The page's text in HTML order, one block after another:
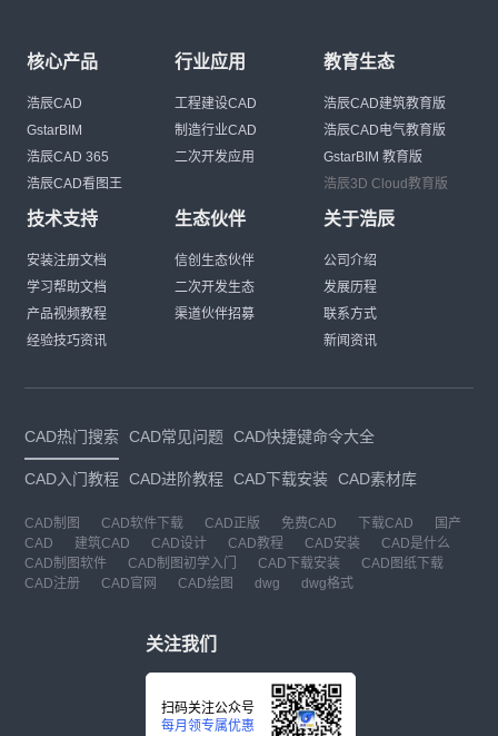
核心产品
浩辰CAD
GstarBIM
浩辰CAD 365
浩辰CAD看图王
行业应用
工程建设CAD
制造行业CAD
二次开发应用
教育生态
浩辰CAD建筑教育版
浩辰CAD电气教育版
GstarBIM 教育版
浩辰3D Cloud教育版
技术支持
安装注册文档
学习帮助文档
产品视频教程
经验技巧资讯
生态伙伴
信创生态伙伴
二次开发生态
渠道伙伴招募
关于浩辰
公司介绍
发展历程
联系方式
新闻资讯
CAD热门搜索 CAD常见问题 CAD快捷键命令大全
CAD入门教程 CAD进阶教程 CAD下载安装 CAD素材库
CAD制图 CAD软件下载 CAD正版 免费CAD 下载CAD
国产
CAD
建筑CAD CAD设计 CAD教程 CAD安装
CAD是什么
CAD制图软件
CAD制图初学入门 CAD下载安装
CAD图纸下载
CAD注册
CAD官网 CAD绘图 dwg dwg格式
关注我们
扫码关注公众号
每月领专属优惠